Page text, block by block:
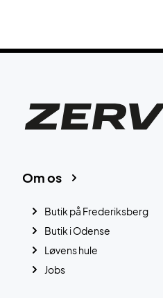
Om os
Butik på Frederiksberg
Butik i Odense
Løvens hule
Jobs